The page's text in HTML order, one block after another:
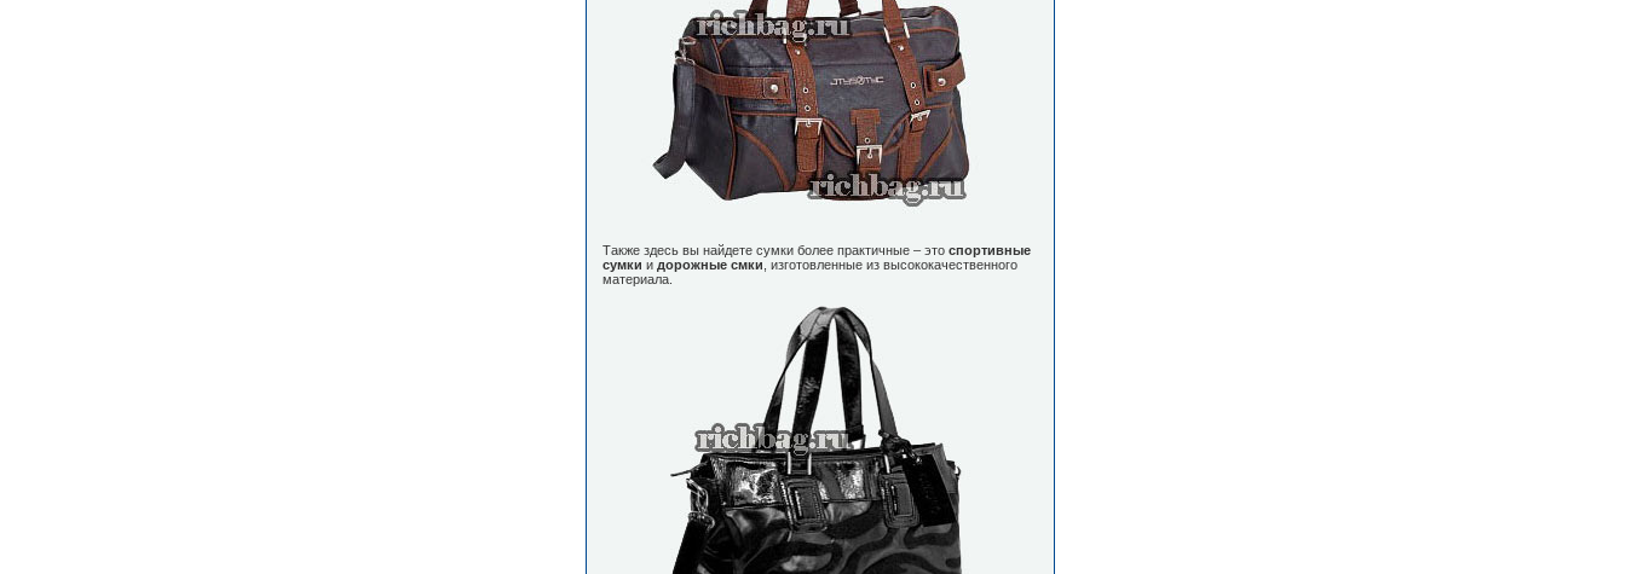
Также здесь вы найдете сумки более практичные – это спортивные
сумки и дорожные смки , изготовленные из высококачественного
материала.